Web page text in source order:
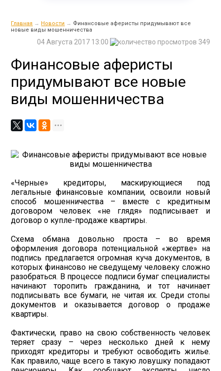
Главная → Новости → Финансовые аферисты придумывают все
новые виды мошенничества
349
04 Августа 2017 13:00
Финансовые аферисты
придумывают все новые
виды мошенничества
«Черные» кредиторы, маскирующиеся под
легальные финансовые компании, освоили новый
способ мошенничества – вместе с кредитным
договором человек «не глядя» подписывает и
договор о купле-продаже квартиры.
Схема обмана довольно проста – во время
оформления договора потенциальной «жертве» на
подпись предлагается огромная куча документов, в
которых финансово не сведущему человеку сложно
разобраться. В процессе подписи бумаг специалисты
начинают торопить гражданина, и тот начинает
подписывать все бумаги, не читая их. Среди стопы
документов и оказывается договор о продаже
квартиры.
Фактически, право на свою собственность человек
теряет сразу – через несколько дней к нему
приходят кредиторы и требуют освободить жилье.
Как правило, чаще всего в такую ловушку попадают